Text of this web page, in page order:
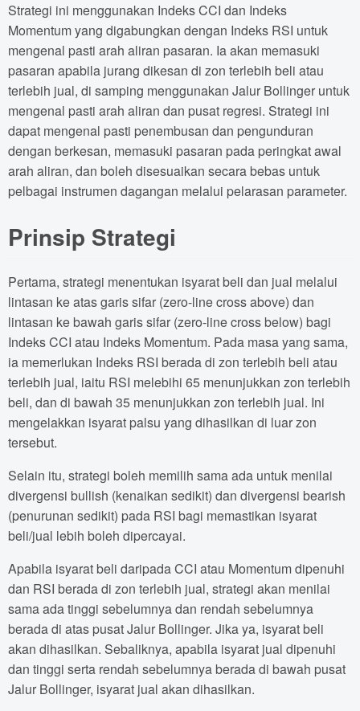
Strategi ini menggunakan Indeks CCI dan Indeks
Momentum yang digabungkan dengan Indeks RSI untuk
mengenal pasti arah aliran pasaran. Ia akan memasuki
pasaran apabila jurang dikesan di zon terlebih beli atau
terlebih jual, di samping menggunakan Jalur Bollinger untuk
mengenal pasti arah aliran dan pusat regresi. Strategi ini
dapat mengenal pasti penembusan dan pengunduran
dengan berkesan, memasuki pasaran pada peringkat awal
arah aliran, dan boleh disesuaikan secara bebas untuk
pelbagai instrumen dagangan melalui pelarasan parameter.
Prinsip Strategi
Pertama, strategi menentukan isyarat beli dan jual melalui
lintasan ke atas garis sifar (zero-line cross above) dan
lintasan ke bawah garis sifar (zero-line cross below) bagi
Indeks CCI atau Indeks Momentum. Pada masa yang sama,
ia memerlukan Indeks RSI berada di zon terlebih beli atau
terlebih jual, iaitu RSI melebihi 65 menunjukkan zon terlebih
beli, dan di bawah 35 menunjukkan zon terlebih jual. Ini
mengelakkan isyarat palsu yang dihasilkan di luar zon
tersebut.
Selain itu, strategi boleh memilih sama ada untuk menilai
divergensi bullish (kenaikan sedikit) dan divergensi bearish
(penurunan sedikit) pada RSI bagi memastikan isyarat
beli/jual lebih boleh dipercayai.
Apabila isyarat beli daripada CCI atau Momentum dipenuhi
dan RSI berada di zon terlebih jual, strategi akan menilai
sama ada tinggi sebelumnya dan rendah sebelumnya
berada di atas pusat Jalur Bollinger. Jika ya, isyarat beli
akan dihasilkan. Sebaliknya, apabila isyarat jual dipenuhi
dan tinggi serta rendah sebelumnya berada di bawah pusat
Jalur Bollinger, isyarat jual akan dihasilkan.